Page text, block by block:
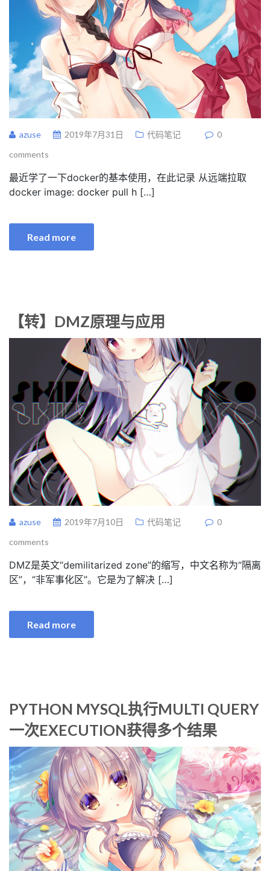
azuse 2019年7月31日 代码笔记
0
comments
最近学了一下docker的基本使用，在此记录 从远端拉取
docker image: docker pull h […]
Read more
【转】DMZ原理与应用
azuse 2019年7月10日 代码笔记
0
comments
DMZ是英文“demilitarized zone”的缩写，中文名称为“隔离
区”，“非军事化区”。它是为了解决 […]
Read more
PYTHON MYSQL执行MULTI QUERY
一次EXECUTION获得多个结果